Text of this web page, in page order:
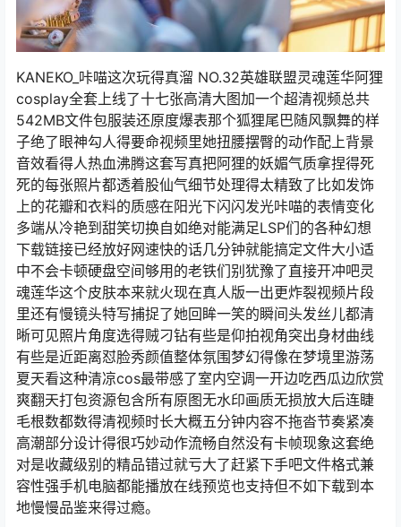
KANEKO_咔喵这次玩得真溜 NO.32英雄联盟灵魂莲华阿狸
cosplay全套上线了十七张高清大图加一个超清视频总共
542MB文件包服装还原度爆表那个狐狸尾巴随风飘舞的样
子绝了眼神勾人得要命视频里她扭腰摆臀的动作配上背景
音效看得人热血沸腾这套写真把阿狸的妖媚气质拿捏得死
死的每张照片都透着股仙气细节处理得太精致了比如发饰
上的花瓣和衣料的质感在阳光下闪闪发光咔喵的表情变化
多端从冷艳到甜笑切换自如绝对能满足LSP们的各种幻想
下载链接已经放好网速快的话几分钟就能搞定文件大小适
中不会卡顿硬盘空间够用的老铁们别犹豫了直接开冲吧灵
魂莲华这个皮肤本来就火现在真人版一出更炸裂视频片段
里还有慢镜头特写捕捉了她回眸一笑的瞬间头发丝儿都清
晰可见照片角度选得贼刁钻有些是仰拍视角突出身材曲线
有些是近距离怼脸秀颜值整体氛围梦幻得像在梦境里游荡
夏天看这种清凉cos最带感了室内空调一开边吃西瓜边欣赏
爽翻天打包资源包含所有原图无水印画质无损放大后连睫
毛根数都数得清视频时长大概五分钟内容不拖沓节奏紧凑
高潮部分设计得很巧妙动作流畅自然没有卡帧现象这套绝
对是收藏级别的精品错过就亏大了赶紧下手吧文件格式兼
容性强手机电脑都能播放在线预览也支持但不如下载到本
地慢慢品鉴来得过瘾。